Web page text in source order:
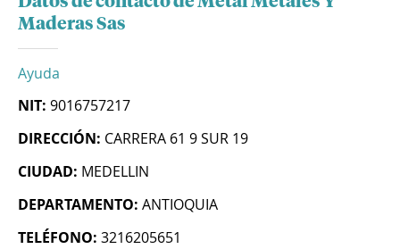
Maderas Sas
Ayuda
NIT: 9016757217
DIRECCIÓN: CARRERA 61 9 SUR 19
CIUDAD: MEDELLIN
DEPARTAMENTO: ANTIOQUIA
TELÉFONO: 3216205651